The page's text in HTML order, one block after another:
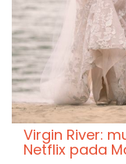
Virgin River:
Netflix pada